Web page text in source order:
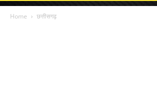
Home छत्तीसगढ़